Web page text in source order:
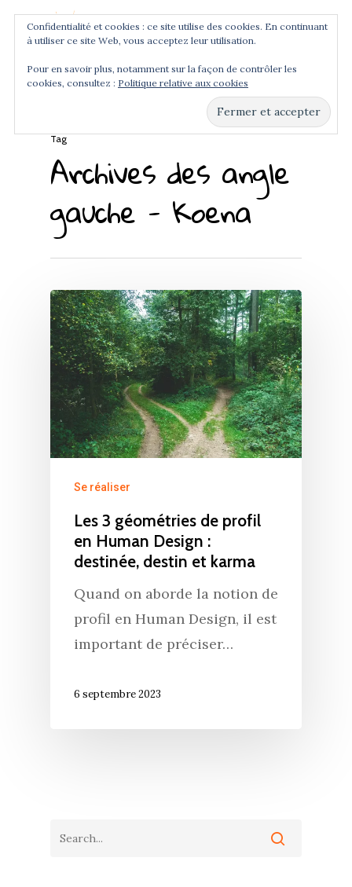
Hit enter to search or ESC to close
Tag
Archives des angle
gauche - Koena
Se réaliser
Les 3 géométries de profil
en Human Design :
destinée, destin et karma
Quand on aborde la notion de
profil en Human Design, il est
important de préciser…
6 septembre 2023
Confidentialité et cookies : ce site utilise des cookies. En continuant
à utiliser ce site Web, vous acceptez leur utilisation.
Pour en savoir plus, notamment sur la façon de contrôler les
cookies, consultez : Politique relative aux cookies